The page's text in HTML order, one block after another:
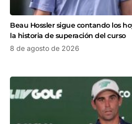
Beau Hossler sigue contando los
la historia de superación del curso
8 de agosto de 2026